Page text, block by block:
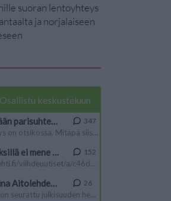
suoran lentoyhteys
ja norjalaiseen